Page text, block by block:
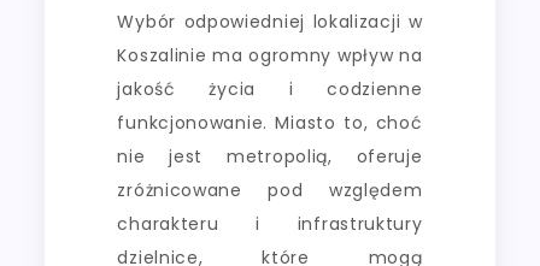
Wybór odpowiedniej lokalizacji w
Koszalinie ma ogromny wpływ na
jakość życia i codzienne
funkcjonowanie. Miasto to, choć
nie jest metropolią, oferuje
zróżnicowane pod względem
charakteru i infrastruktury
dzielnice, które mogą